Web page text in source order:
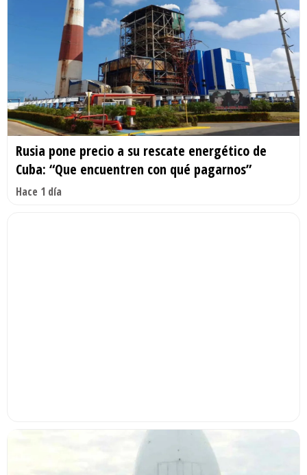
Rusia pone precio a su rescate energético de
Cuba: “Que encuentren con qué pagarnos”
Hace 1 día